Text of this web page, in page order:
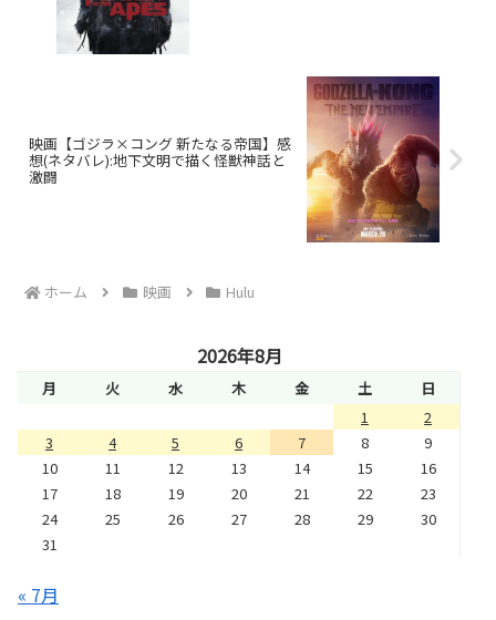
映画【ゴジラ×コング 新たなる帝国】感
想(ネタバレ):地下文明で描く怪獣神話と
激闘
ホーム 映画 Hulu
2026年8月
月 火 水 木 金 土
日
1
2
3
4 5 6 7 8
9
10
11 12 13 14 15
16
17
18 19 20 21 22
23
24
25 26 27 28 29
30
31
« 7月